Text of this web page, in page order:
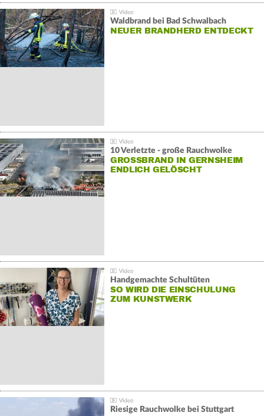
Waldbrand bei Bad Schwalbach
NEUER BRANDHERD ENTDECKT
10 Verletzte - große Rauchwolke
GROSSBRAND IN GERNSHEIM E
NDLICH GELÖSCHT
Handgemachte Schultüten
SO WIRD DIE EINSCHULUNG
ZUM KUNSTWERK
Riesige Rauchwolke bei Stuttgart